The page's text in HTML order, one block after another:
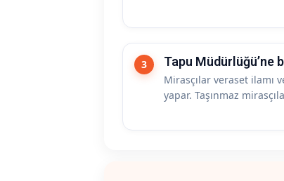
Tapu Müdürlüğü’ne
Mirasçılar veraset ilamı
yapar. Taşınmaz